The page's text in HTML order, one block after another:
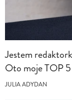
Jestem
Oto moje TOP
JULIA ADYDAN